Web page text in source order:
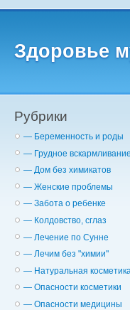
Здоровье
Рубрики
— Беременность и роды
— Грудное вскармливание
— Дом без химикатов
— Женские проблемы
— Забота о ребенке
— Колдовство, сглаз
— Лечение по Сунне
— Лечим без "химии"
— Натуральная косметика
— Опасности косметики
— Опасности медицины